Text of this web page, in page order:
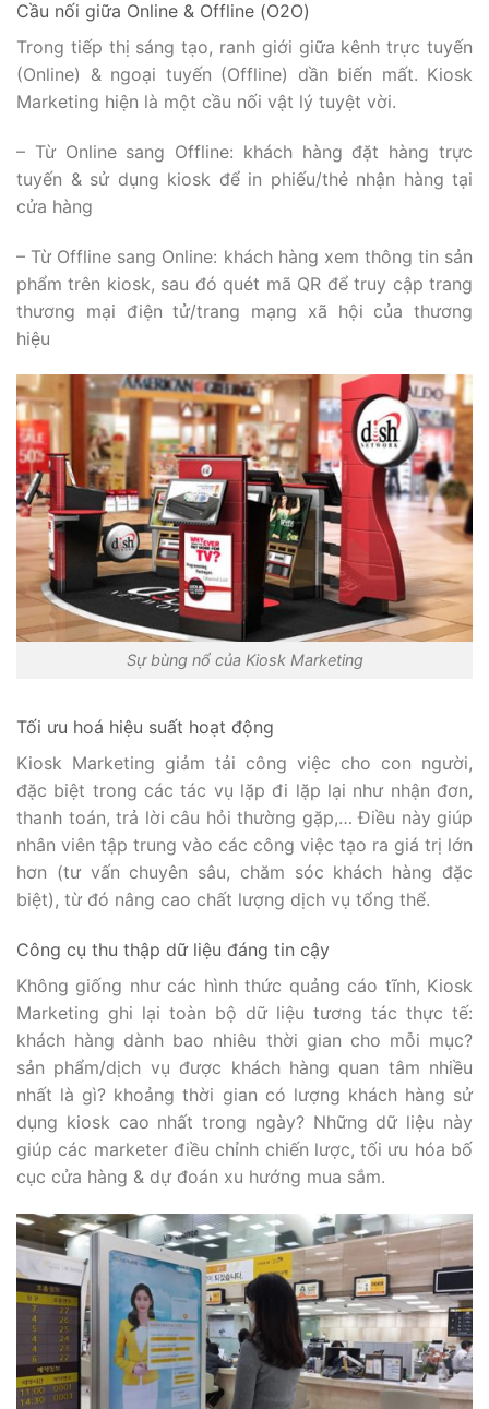
Cầu nối giữa Online & Offline (O2O)
Trong tiếp thị sáng tạo, ranh giới giữa kênh trực tuyến
(Online) & ngoại tuyến (Offline) dần biến mất. Kiosk
Marketing hiện là một cầu nối vật lý tuyệt vời.
– Từ Online sang Offline: khách hàng đặt hàng trực
tuyến & sử dụng kiosk để in phiếu/thẻ nhận hàng tại
cửa hàng
– Từ Offline sang Online: khách hàng xem thông tin sản
phẩm trên kiosk, sau đó quét mã QR để truy cập trang
thương mại điện tử/trang mạng xã hội của thương
hiệu
Sự bùng nổ của Kiosk Marketing
Tối ưu hoá hiệu suất hoạt động
Kiosk Marketing giảm tải công việc cho con người,
đặc biệt trong các tác vụ lặp đi lặp lại như nhận đơn,
thanh toán, trả lời câu hỏi thường gặp,… Điều này giúp
nhân viên tập trung vào các công việc tạo ra giá trị lớn
hơn (tư vấn chuyên sâu, chăm sóc khách hàng đặc
biệt), từ đó nâng cao chất lượng dịch vụ tổng thể.
Công cụ thu thập dữ liệu đáng tin cậy
Không giống như các hình thức quảng cáo tĩnh, Kiosk
Marketing ghi lại toàn bộ dữ liệu tương tác thực tế:
khách hàng dành bao nhiêu thời gian cho mỗi mục?
sản phẩm/dịch vụ được khách hàng quan tâm nhiều
nhất là gì? khoảng thời gian có lượng khách hàng sử
dụng kiosk cao nhất trong ngày? Những dữ liệu này
giúp các marketer điều chỉnh chiến lược, tối ưu hóa bố
cục cửa hàng & dự đoán xu hướng mua sắm.